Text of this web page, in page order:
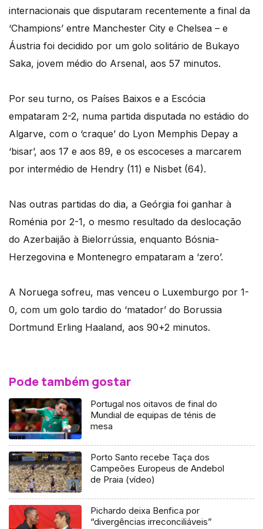
internacionais que disputaram recentemente a final da
‘Champions’ entre Manchester City e Chelsea – e
Áustria foi decidido por um golo solitário de Bukayo
Saka, jovem médio do Arsenal, aos 57 minutos.
Por seu turno, os Países Baixos e a Escócia
empataram 2-2, numa partida disputada no estádio do
Algarve, com o ‘craque’ do Lyon Memphis Depay a
‘bisar’, aos 17 e aos 89, e os escoceses a marcarem
por intermédio de Hendry (11) e Nisbet (64).
Nas outras partidas do dia, a Geórgia foi ganhar à
Roménia por 2-1, o mesmo resultado da deslocação
do Azerbaijão à Bielorrússia, enquanto Bósnia-
Herzegovina e Montenegro empataram a ‘zero’.
A Noruega sofreu, mas venceu o Luxemburgo por 1-
0, com um golo tardio do ‘matador’ do Borussia
Dortmund Erling Haaland, aos 90+2 minutos.
Pode também gostar
Portugal nos oitavos de final do
Mundial de equipas de ténis de
mesa
Porto Santo recebe Taça dos
Campeões Europeus de Andebol
de Praia (vídeo)
Pichardo deixa Benfica por
“divergências irreconciliáveis”